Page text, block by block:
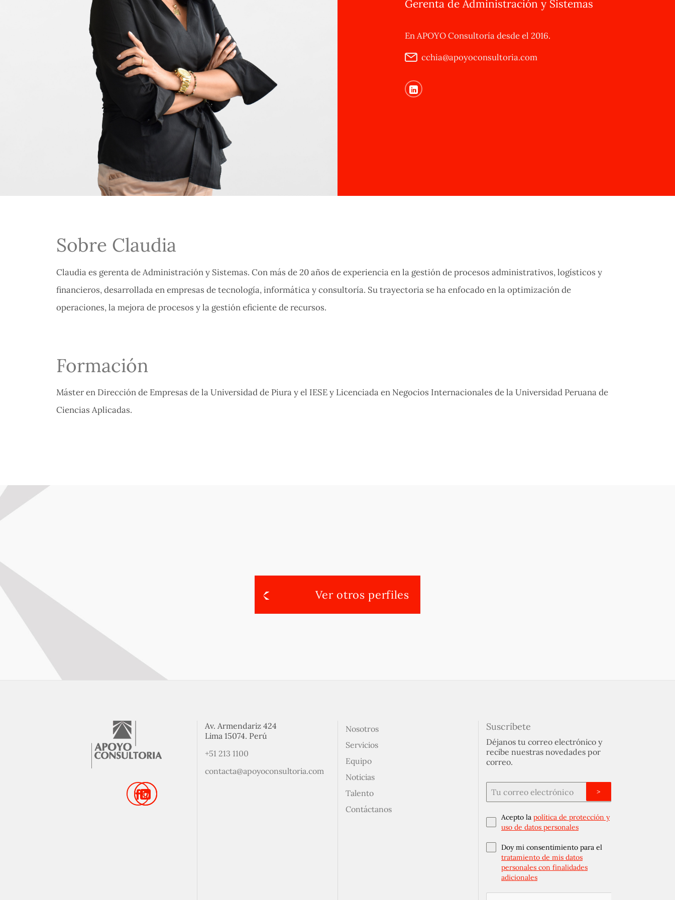
Gerenta de Administración y Sistemas
En APOYO Consultoría desde el 2016.
cchia@apoyoconsultoria.com
Sobre Claudia
Claudia es gerenta de Administración y Sistemas. Con más de 20 años de experiencia en la gestión de procesos administrativos, logísticos y
financieros, desarrollada en empresas de tecnología, informática y consultoría. Su trayectoria se ha enfocado en la optimización de
operaciones, la mejora de procesos y la gestión eficiente de recursos.
Formación
Máster en Dirección de Empresas de la Universidad de Piura y el IESE y Licenciada en Negocios Internacionales de la Universidad Peruana de
Ciencias Aplicadas.
Ver otros perfiles
Av. Armendariz 424
Lima 15074. Perú
+51 213 1100
contacta@apoyoconsultoria.com
Nosotros
Servicios
Equipo
Noticias
Talento
Contáctanos
Suscríbete
Déjanos tu correo electrónico y
recibe nuestras novedades por
correo.
Acepto la política de protección y
uso de datos personales
Doy mi consentimiento para el
tratamiento de mis datos
personales con finalidades
adicionales
>